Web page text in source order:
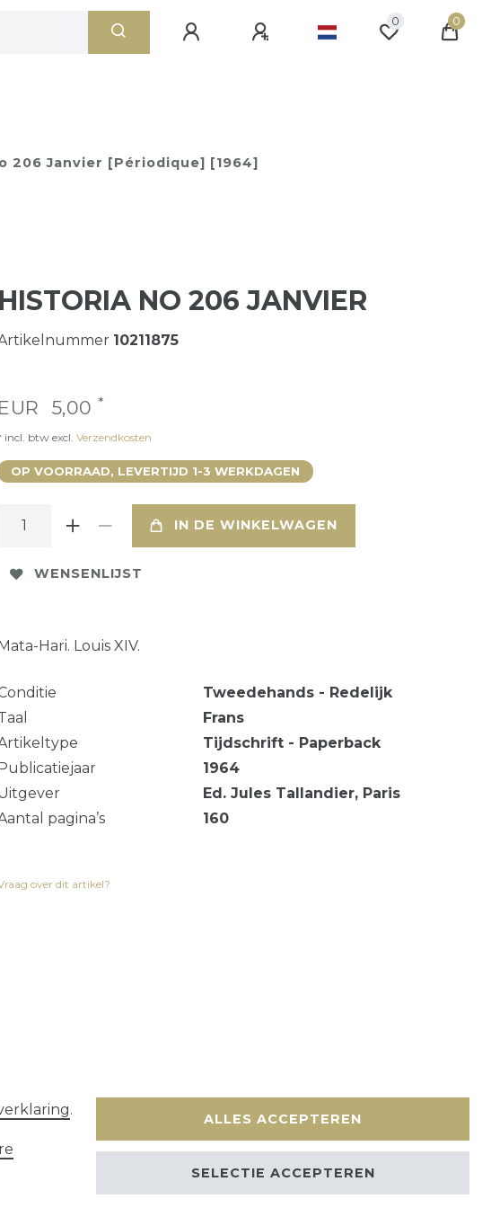
0 0
206 Janvier [Périodique] [1964]
HISTORIA NO 206 JANVIER
10211875
EUR 5,00 *
incl. btw excl. Verzendkosten
OP VOORRAAD, LEVERTIJD 1-3 WERKDAGEN
IN DE WINKELWAGEN
WENSENLIJST
Hari. Louis XIV.
Tweedehands - Redelijk
Frans
Tijdschrift - Paperback
1964
Ed. Jules Tallandier, Paris
pagina’s
160
over dit artikel?
.
ALLES ACCEPTEREN
SELECTIE ACCEPTEREN